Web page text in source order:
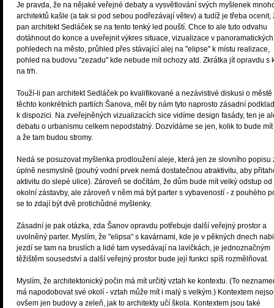
Je pravda, že na nějaké veřejné debaty a vysvětlování svých myšlenek
architektů kašle (a tak si pod sebou podřezávají větev) a tudíž je třeba ocenit,
pan architekt Sedláček se na tento tenký led pouští. Chce to ale tuto odvahu
dotáhnout do konce a uveřejnit výkres situace, vizualizace v panoramatických
pohledech na město, průhled přes stávající alej na "elipse" k místu realizace,
pohled na budovu "zezadu" kde nebude mít ochozy atd. Zkrátka jít opravdu s
na trh.
Touží-li pan architekt Sedláček po kvalifikované a nezávistivé diskusi o městě
těchto konkrétních partiích Šanova, měl by nám tyto naprosto zásadní
k dispozici. Na zveřejněných vizualizacích sice vidíme design fasády, ten je
debatu o urbanismu celkem nepodstatný. Dozvídáme se jen, kolik to bude
a že tam budou stromy.
Nedá se posuzovat myšlenka prodloužení aleje, která jen ze slovního popisu
úplně nesmyslně (pouhý vodní prvek nemá dostatečnou atraktivitu, aby
aktivitu do slepé ulice). Zároveň se dočítám, že dům bude mít velký odstup od
okolní zástavby, ale zároveň v něm má být parter s vybaveností - z pouhého
se to zdají být dvě protichůdné myšlenky.
Zásadní je pak otázka, zda Šanov opravdu potřebuje další veřejný prostor a
uvolněný parter. Myslím, že "elipsa" s kavárnami, kde je v pěkných dnech
jezdí se tam na bruslích a lidé tam vysedávají na lavičkách, je jednoznačným
těžištěm sousedství a další veřejný prostor bude její funkci spíš rozmělňovat.
Myslím, že architektonický počin má mít určitý vztah ke kontextu. (To
má napodobovat své okolí - vztah může mít i malý s velkým.) Kontextem
ovšem jen budovy a zeleň, jak to architekty učí škola. Kontextem jsou také